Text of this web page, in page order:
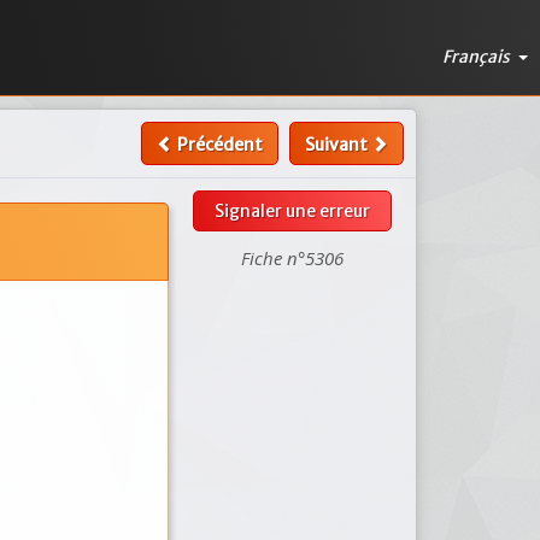
Français
Précédent Suivant
Signaler une erreur
Fiche n°5306